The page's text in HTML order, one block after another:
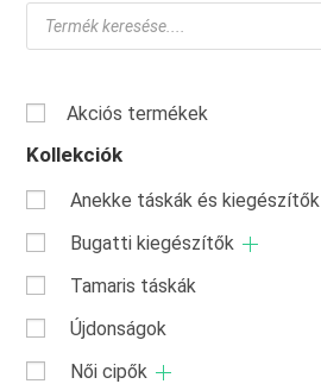
Products
search
Akciós termékek
Kollekciók
Anekke táskák és kiegészítők
Bugatti kiegészítők
Tamaris táskák
Újdonságok
Női cipők